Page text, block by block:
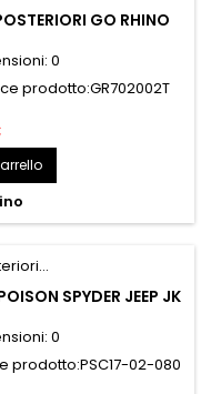
GO RHINO
0
prodotto:GR702002T
SPYDER JEEP JK
0
prodotto:PSC17-02-080